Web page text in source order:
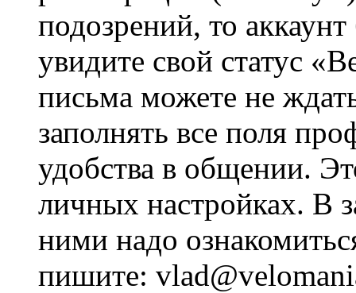
подозрений, то
увидите свой статус
письма можете не
заполнять все поля
удобства в общении.
личных настройках. В
ними надо
пишите: